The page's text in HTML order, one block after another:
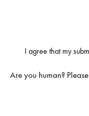
I agree that my
Are you human?